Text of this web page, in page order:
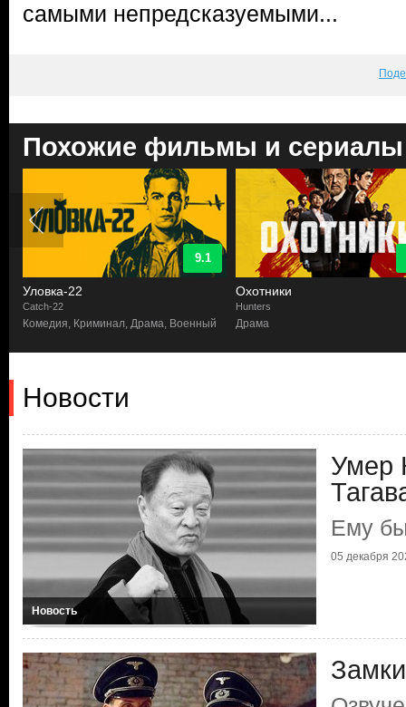
самыми непредсказуемыми...
Похожие фильмы и сериалы
9.1
Уловка-22
Catch-22
Комедия, Криминал, Драма, Военный
Охотники
Hunters
Драма
Новости
Новость
Умер
Ему
05 декабря